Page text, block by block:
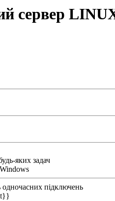
сервер
яких задач
одночасних підключень